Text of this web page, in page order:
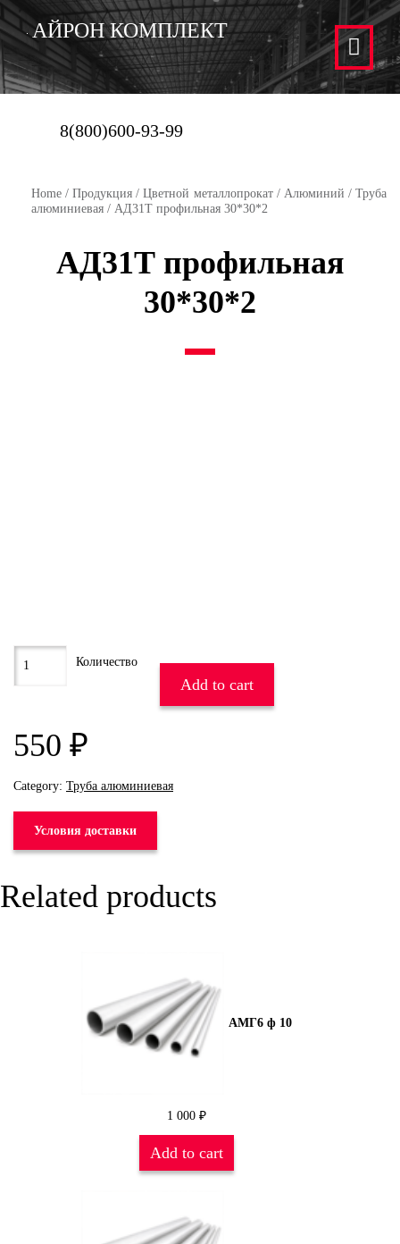
АЙРОН КОМПЛЕКТ
8(800)600-93-99
Home /Продукция /Цветной металлопрокат/ Алюминий /Труба
алюминиевая / АД31Т профильная 30*30*2
АД31Т профильная
30*30*2
550 ₽
Add to cart
Category: Труба алюминиевая
Условия доставки
Related products
АМГ6 ф 10
1 000 ₽
Add to cart